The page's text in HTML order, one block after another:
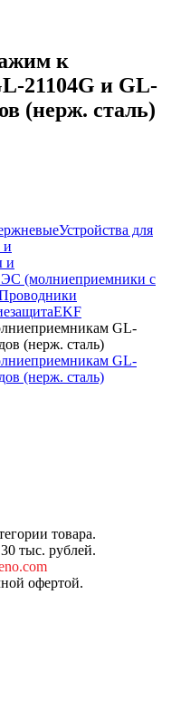
к
21104G и GL-
(нерж. сталь)
Устройства для
и
и
(молниеприемники с
EKF
GL-
(нерж. сталь)
товара.
тыс. рублей.
офертой.